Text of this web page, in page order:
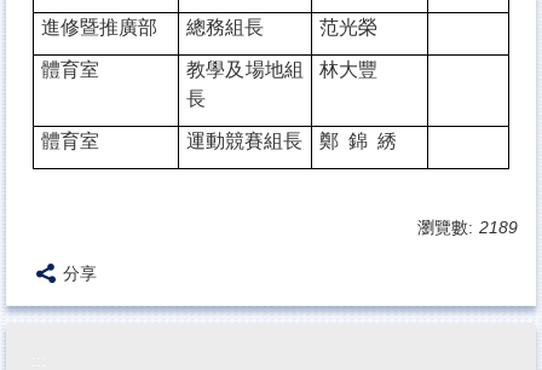
進修暨推廣部 總務組長
范光榮
體育室
教學及場地組
長
林大豐
體育室 運動競賽組長 鄭 錦 綉
瀏覽數: 2189
分享